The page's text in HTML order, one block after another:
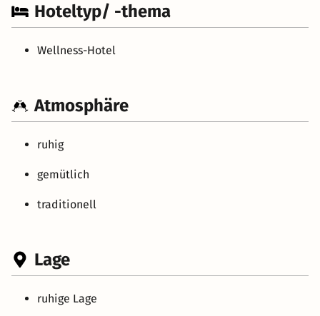
Hoteltyp/ -thema
Wellness-Hotel
Atmosphäre
ruhig
gemütlich
traditionell
Lage
ruhige Lage